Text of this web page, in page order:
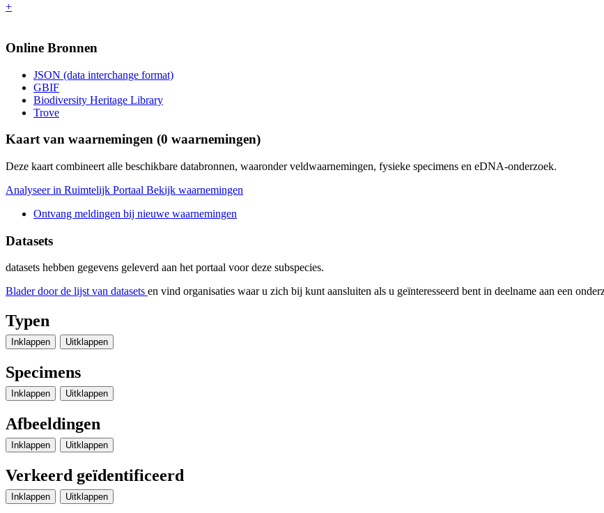
+
Online Bronnen
JSON (data interchange format)
GBIF
Biodiversity Heritage Library
Trove
Kaart van waarnemingen (0 waarnemingen)
Deze kaart combineert alle beschikbare databronnen, waaronder veldwaarnemingen, fysieke specimens en eDNA-onderzoek.
Analyseer in Ruimtelijk Portaal Bekijk waarnemingen
Ontvang meldingen bij nieuwe waarnemingen
Datasets
datasets hebben gegevens geleverd aan het portaal voor deze subspecies.
Blader door de lijst van datasets en vind organisaties waar u zich bij kunt aansluiten als u geïnteresseerd bent in deelname aan een
Typen
Inklappen Uitklappen
Specimens
Inklappen Uitklappen
Afbeeldingen
Inklappen Uitklappen
Verkeerd geïdentificeerd
Inklappen Uitklappen